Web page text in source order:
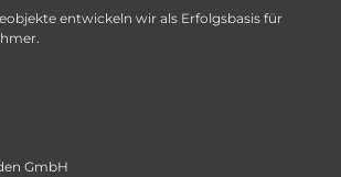
entwickeln wir als Erfolgsbasis für
GmbH